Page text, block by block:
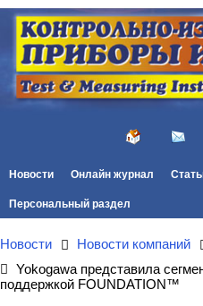
Новости Онлайн журнал
Персональный раздел
Новости Новости компаний
Yokogawa представила
поддержкой FOUNDATION™